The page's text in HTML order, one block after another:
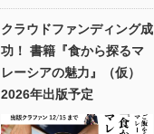
クラウドファンディング成
功！ 書籍『食から探るマ
レーシアの魅力』（仮）
2026年出版予定